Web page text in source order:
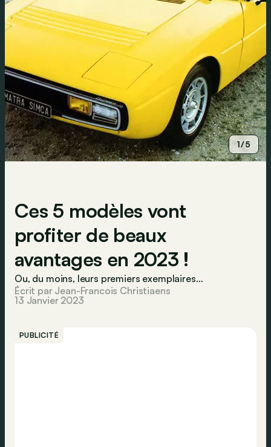
1/5
Ces 5 modèles vont
profiter de beaux
avantages en 2023 !
Ou, du moins, leurs premiers exemplaires…
Écrit par Jean-Francois Christiaens
13 Janvier 2023
PUBLICITÉ